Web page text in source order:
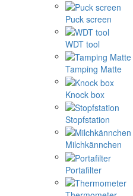
Puck screen
WDT tool
Tamping Matte
Knock box
Stopfstation
Milchkännchen
Portafilter